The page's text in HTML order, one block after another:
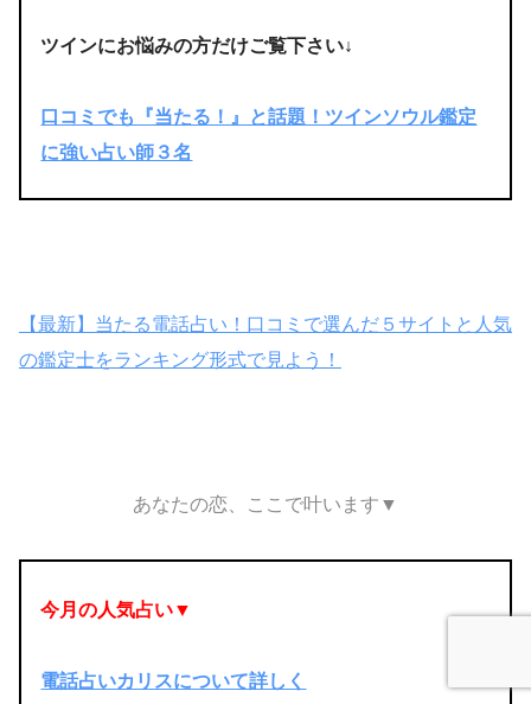
ツインにお悩みの方だけご覧下さい↓
口コミでも『当たる！』と話題！ツインソウル鑑定
に強い占い師３名
【最新】当たる電話占い！口コミで選んだ５サイトと人気
の鑑定士をランキング形式で見よう！
あなたの恋、ここで叶います▼
今月の人気占い▼
電話占いカリスについて詳しく